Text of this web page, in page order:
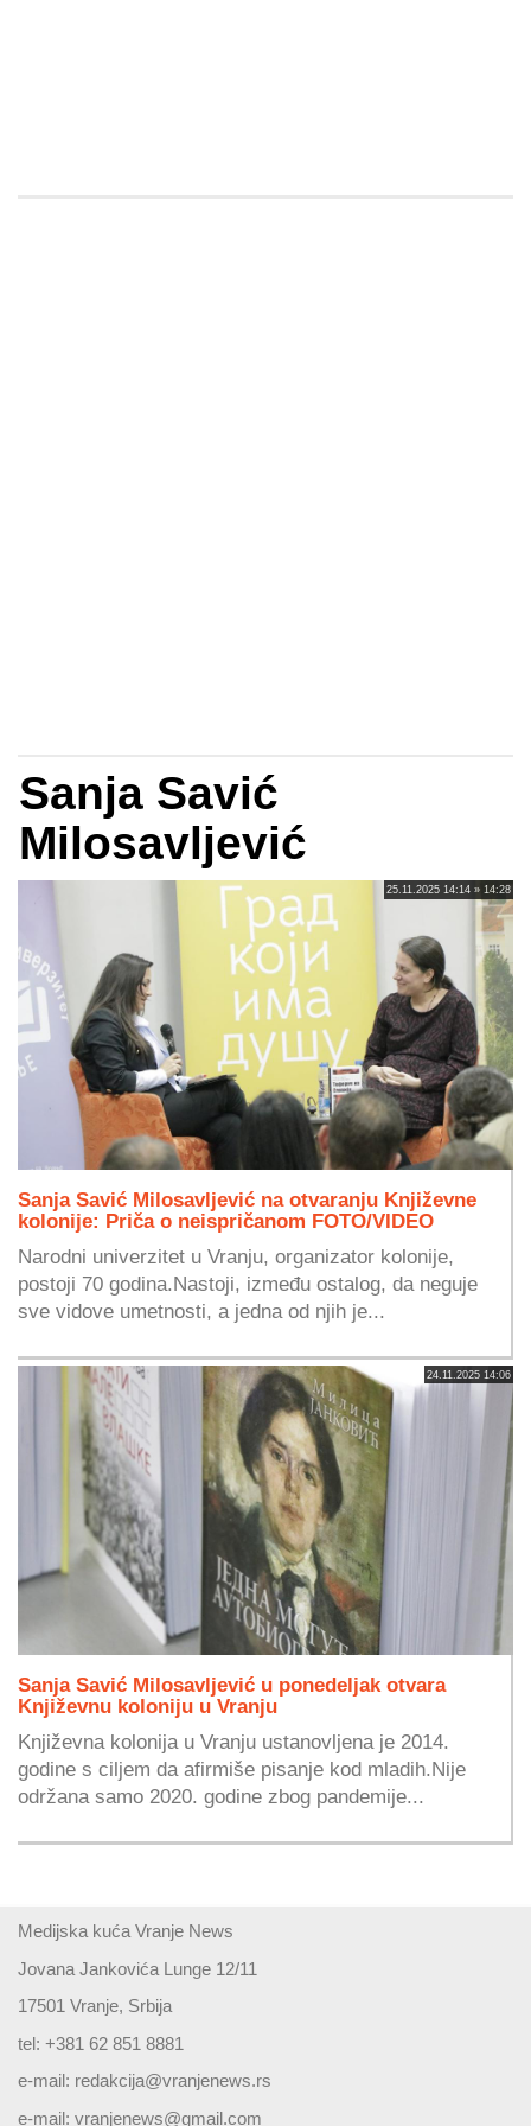
Sanja Savić
Milosavljević
25.11.2025 14:14 » 14:28
Sanja Savić Milosavljević na otvaranju Književne
kolonije: Priča o neispričanom FOTO/VIDEO
Narodni univerzitet u Vranju, organizator kolonije,
postoji 70 godina.Nastoji, između ostalog, da neguje
sve vidove umetnosti, a jedna od njih je...
24.11.2025 14:06
Sanja Savić Milosavljević u ponedeljak otvara
Književnu koloniju u Vranju
Književna kolonija u Vranju ustanovljena je 2014.
godine s ciljem da afirmiše pisanje kod mladih.Nije
održana samo 2020. godine zbog pandemije...
Medijska kuća Vranje News
Jovana Jankovića Lunge 12/11
17501 Vranje, Srbija
tel: +381 62 851 8881
e-mail: redakcija@vranjenews.rs
e-mail: vranjenews@gmail.com